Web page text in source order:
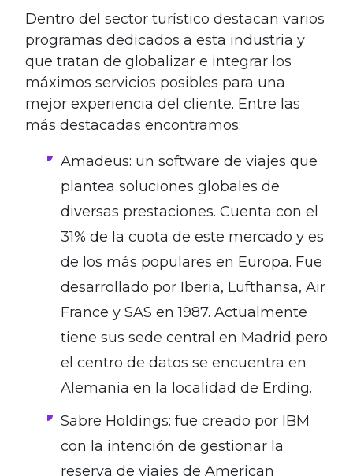
Dentro del sector turístico destacan varios
programas dedicados a esta industria y
que tratan de globalizar e integrar los
máximos servicios posibles para una
mejor experiencia del cliente. Entre las
más destacadas encontramos:
Amadeus: un software de viajes que
plantea soluciones globales de
diversas prestaciones. Cuenta con el
31% de la cuota de este mercado y es
de los más populares en Europa. Fue
desarrollado por Iberia, Lufthansa, Air
France y SAS en 1987. Actualmente
tiene sus sede central en Madrid pero
el centro de datos se encuentra en
Alemania en la localidad de Erding.
Sabre Holdings: fue creado por IBM
con la intención de gestionar la
reserva de viajes de American